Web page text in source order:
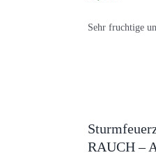
Sehr fruchtige
RAUCH –